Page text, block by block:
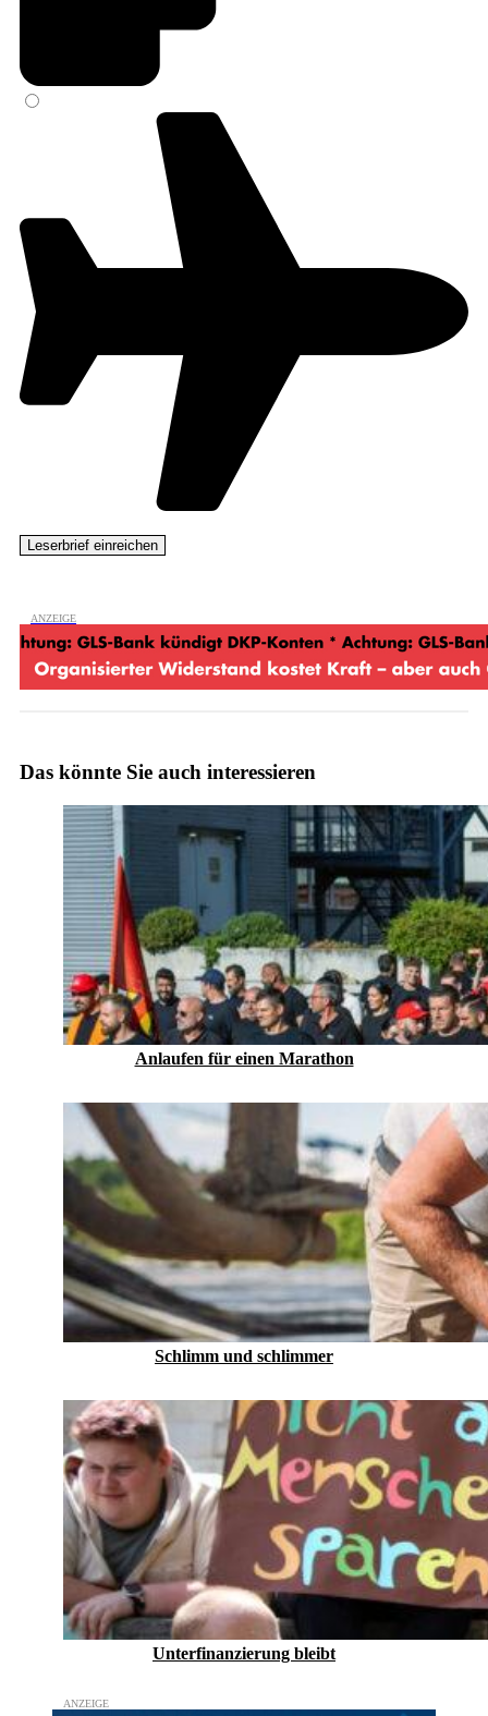
Das könnte Sie auch interessieren
Anlaufen für einen Marathon
Schlimm und schlimmer
Unterfinanzierung bleibt